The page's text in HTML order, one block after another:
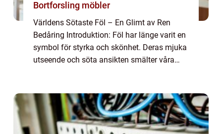
Bortforsling möbler
Världens Sötaste Föl – En Glimt av Ren
Bedåring Introduktion: Föl har länge varit en
symbol för styrka och skönhet. Deras mjuka
utseende och söta ansikten smälter våra